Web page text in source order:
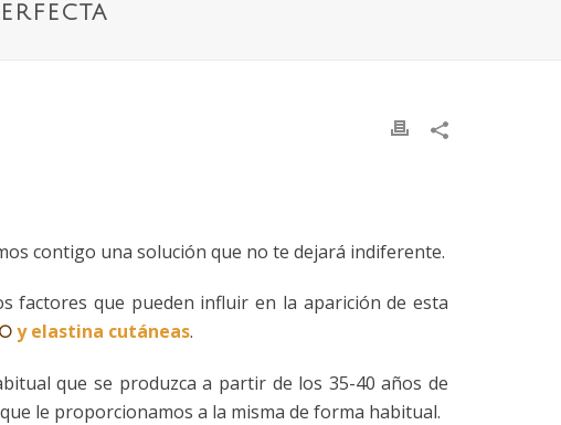
contigo una solución que no te dejará indiferente.
factores que pueden influir en la aparición de esta
y elastina cutáneas.
que se produzca a partir de los 35-40 años de
le proporcionamos a la misma de forma habitual.